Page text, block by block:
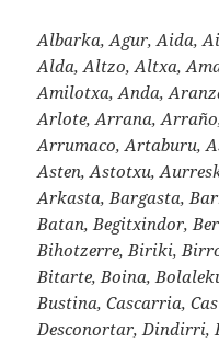
Albarka, Agur, Aida,
Alda, Altzo, Altxa,
Amilotxa, Anda,
Arlote, Arrana,
Arrumaco, Artaburu,
Asten, Astotxu,
Arkasta, Bargasta,
Batan, Begitxindor,
Bihotzerre, Biriki,
Bitarte, Boina,
Bustina, Cascarria,
Desconortar, Dindirri,